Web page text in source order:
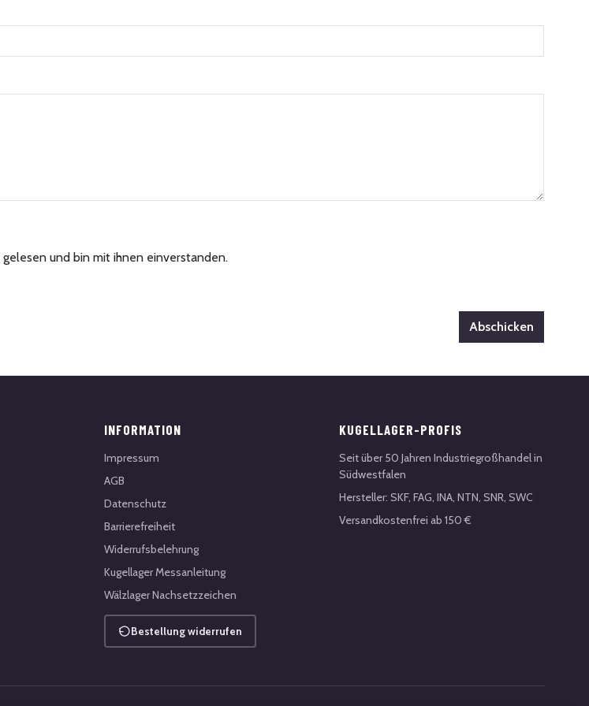
gelesen und bin mit ihnen einverstanden.
Abschicken
INFORMATION
Impressum
AGB
Datenschutz
Barrierefreiheit
Widerrufsbelehrung
Kugellager Messanleitung
Wälzlager Nachsetzzeichen
Bestellung widerrufen
KUGELLAGER-PROFIS
Seit über 50 Jahren Industriegroßhandel in
Südwestfalen
Hersteller: SKF, FAG, INA, NTN, SNR, SWC
Versandkostenfrei ab 150 €